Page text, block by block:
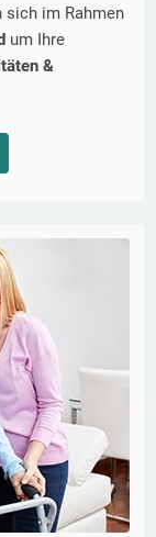
sich im Rahmen
um Ihre
&